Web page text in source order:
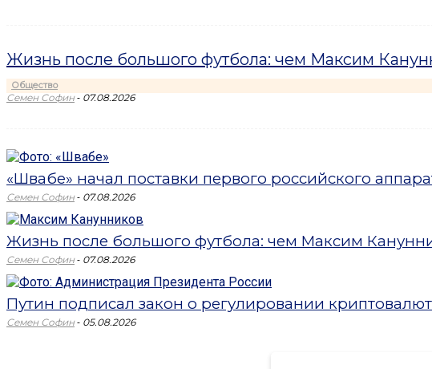
Жизнь после большого футбола: чем Максим
Общество
Семен Софин - 07.08.2026
«Швабе» начал поставки первого российского
Семен Софин - 07.08.2026
Жизнь после большого футбола: чем Максим
Семен Софин - 07.08.2026
Путин подписал закон о регулировании
Семен Софин - 05.08.2026